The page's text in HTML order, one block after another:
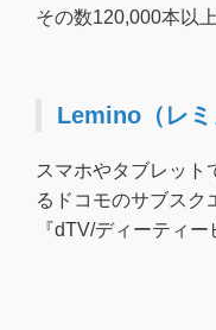
その数120,000本以
Lemino（レミ
スマホやタブレット
るドコモのサブスク
『dTV/ディーティ